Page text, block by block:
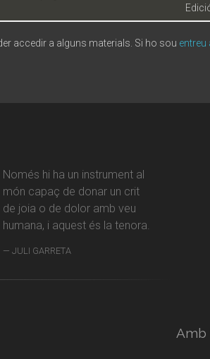
accedir a alguns materials. Si ho sou entreu
Només hi ha un instrument al
món capaç de donar un crit
de joia o de dolor amb veu
humana, i aquest és la tenora.
JULI GARRETA
Amb